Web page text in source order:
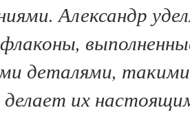
Александр
деталями,
делает их